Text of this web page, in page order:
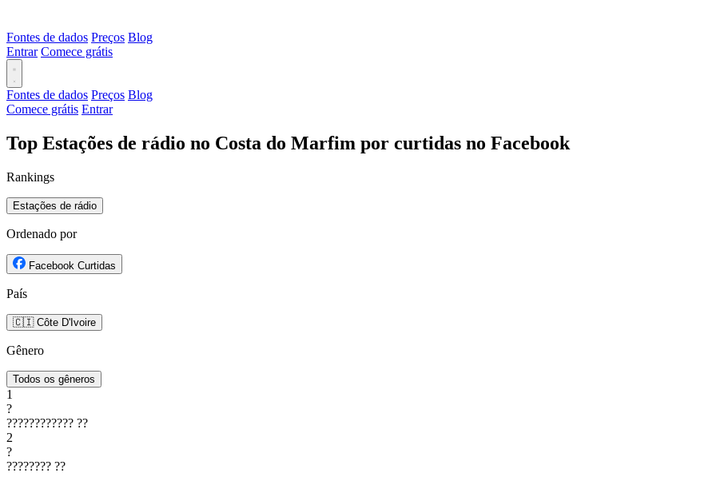
Fontes de dados Preços Blog
Entrar Comece grátis
Fontes de dados Preços Blog
Comece grátis Entrar
Top Estações de rádio no Costa do Marfim por curtidas no Facebook
Rankings
Estações de rádio
Ordenado por
Facebook Curtidas
País
🇨🇮 Côte D'Ivoire
Gênero
Todos os gêneros
1
?
???????????? ??
2
?
???????? ??